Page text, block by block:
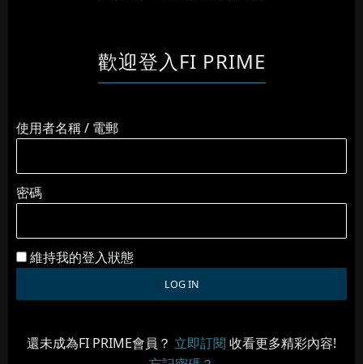
歡迎登入FI PRIME
使用者名稱 / 電郵
密碼
維持我的登入狀態
還未成為FI PRIME會員？ 立即訂閱 收看更多精彩內容!